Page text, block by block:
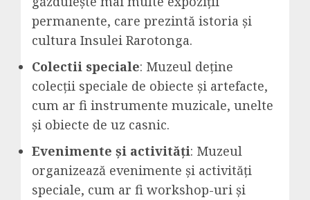
permanente, care prezintă istoria și
cultura Insulei Rarotonga.
Colectii speciale: Muzeul deține
colecții speciale de obiecte și artefacte,
cum ar fi instrumente muzicale, unelte
și obiecte de uz casnic.
Evenimente și activități: Muzeul
organizează evenimente și activități
speciale, cum ar fi workshop-uri și